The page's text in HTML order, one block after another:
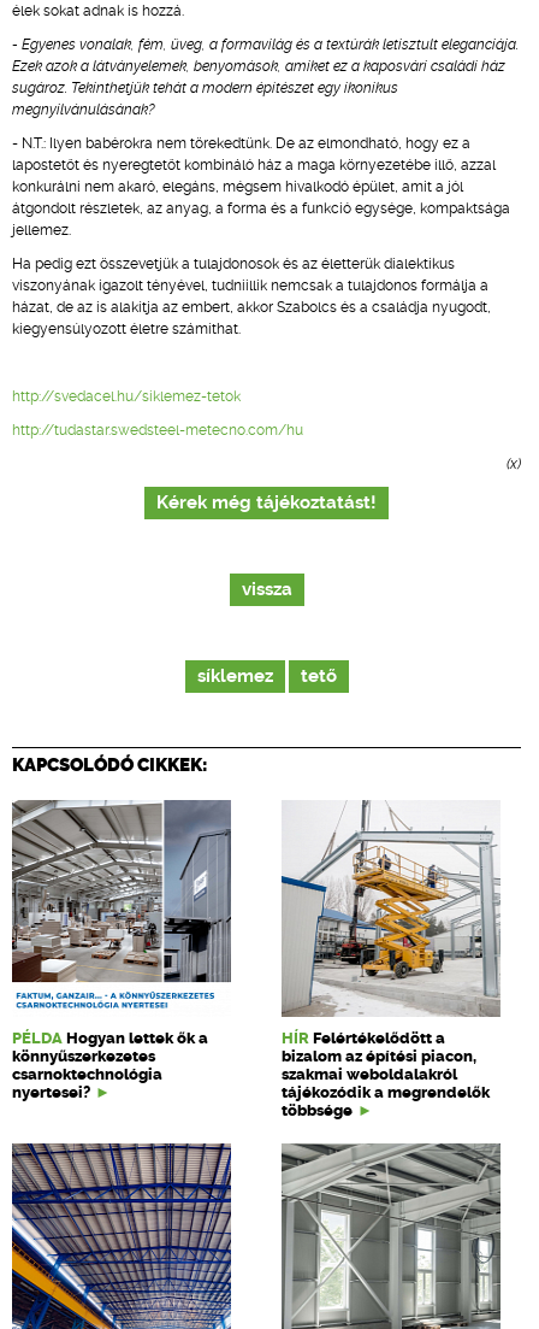
élek sokat adnak is hozzá.
- Egyenes vonalak, fém, üveg, a formavilág és a textúrák letisztult eleganciája.
Ezek azok a látványelemek, benyomások, amiket ez a kaposvári családi ház
sugároz. Tekinthetjük tehát a modern építészet egy ikonikus
megnyilvánulásának?
- N.T.: Ilyen babérokra nem törekedtünk. De az elmondható, hogy ez a
lapostetőt és nyeregtetőt kombináló ház a maga környezetébe illő, azzal
konkurálni nem akaró, elegáns, mégsem hivalkodó épület, amit a jól
átgondolt részletek, az anyag, a forma és a funkció egysége, kompaktsága
jellemez.
Ha pedig ezt összevetjük a tulajdonosok és az életterük dialektikus
viszonyának igazolt tényével, tudniillik nemcsak a tulajdonos formálja a
házat, de az is alakítja az embert, akkor Szabolcs és a családja nyugodt,
kiegyensúlyozott életre számíthat.
http://svedacel.hu/siklemez-tetok
http://tudastar.swedsteel-metecno.com/hu
(x)
Kérek még tájékoztatást!
vissza
síklemez tető
KAPCSOLÓDÓ CIKKEK:
PÉLDA Hogyan lettek ők a
könnyűszerkezetes
csarnoktechnológia
nyertesei?
HÍR Felértékelődött a
bizalom az építési piacon,
szakmai weboldalakról
tájékozódik a megrendelők
többsége